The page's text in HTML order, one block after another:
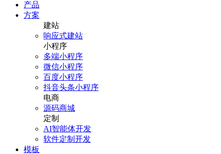
产品
方案
建站
响应式建站
小程序
多端小程序
微信小程序
百度小程序
抖音头条小程序
电商
源码商城
定制
AI智能体开发
软件定制开发
模板